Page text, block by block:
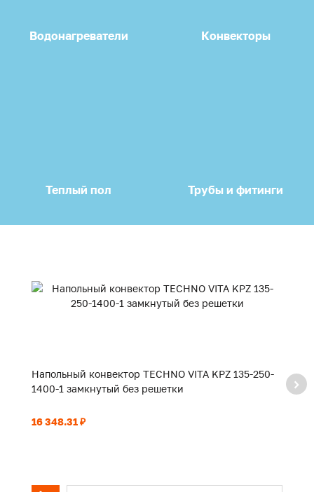
Водонагреватели Конвекторы
Теплый пол Трубы и фитинги
Напольный конвектор TECHNO VITA KPZ 135-250-
1400-1 замкнутый без решетки
16 348.31 ₽